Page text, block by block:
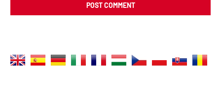
POST COMMENT